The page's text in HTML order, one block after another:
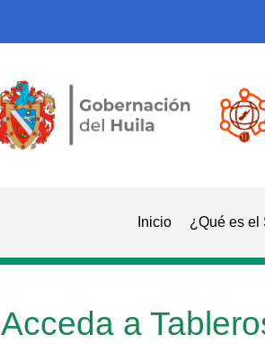
Inicio ¿Qué es el
Acceda a